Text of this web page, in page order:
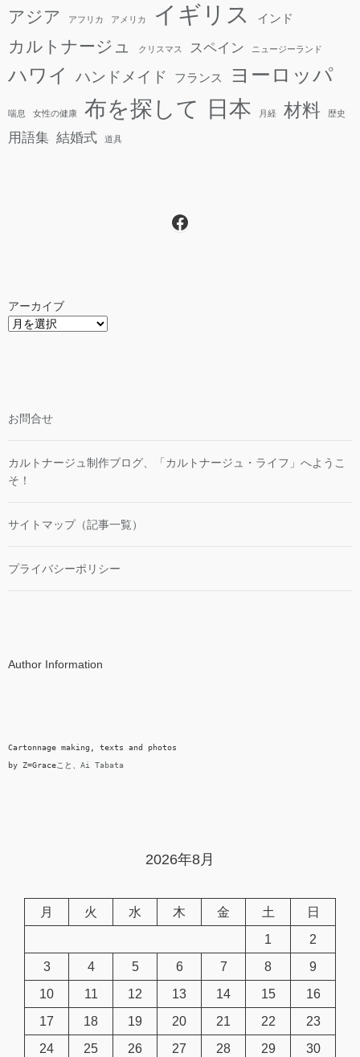
アジア アフリカ アメリカ イギリス インド
カルトナージュ クリスマス スペイン ニュージーランド
ハワイ ハンドメイド フランス ヨーロッパ
喘息 女性の健康 布を探して 日本 月経 材料 歴史
用語集 結婚式 道具
Facebook
アーカイブ
お問合せ
カルトナージュ制作ブログ、「カルトナージュ・ライフ」へようこ
そ！
サイトマップ（記事一覧）
プライバシーポリシー
Author Information
Cartonnage making, texts and photos
by Z=Graceこと、 Ai Tabata
2026年8月
月 火 水 木 金 土
日
1
2
3
4 5 6 7 8
9
10
11 12 13 14 15
16
17
18 19 20 21 22
23
24
25 26 27 28 29
30